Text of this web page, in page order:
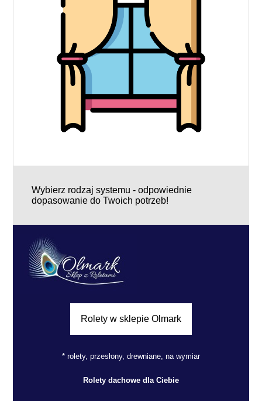
Wybierz rodzaj systemu - odpowiednie
dopasowanie do Twoich potrzeb!
Rolety w sklepie Olmark
* rolety, przesłony, drewniane, na wymiar
Rolety dachowe dla Ciebie